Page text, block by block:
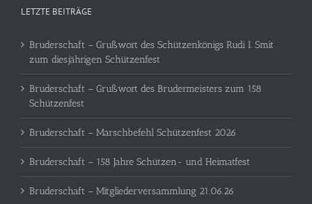
LETZTE BEITRÄGE
Bruderschaft – Grußwort des Schützenkönigs Rudi I. Smit
zum diesjährigen Schützenfest
Bruderschaft – Grußwort des Brudermeisters zum 158
Schützenfest
Bruderschaft – Marschbefehl Schützenfest 2026
Bruderschaft – 158 Jahre Schützen- und Heimatfest
Bruderschaft – Mitgliederversammlung 21.06.26